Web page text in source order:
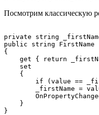
Посмотрим классическую
private string
public string FirstName
{
get { return
    set
    {
if (value ==
_firstName =
    }
}